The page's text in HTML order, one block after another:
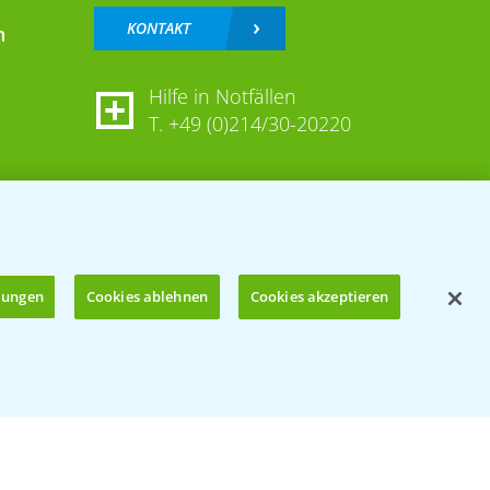
KONTAKT
Hilfe in Notfällen
T. +49 (0)214/30-20220
Cookies ablehnen Cookies akzeptieren